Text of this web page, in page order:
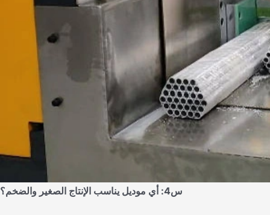
س4: أي موديل يناسب الإنتاج الصغير والضخم؟